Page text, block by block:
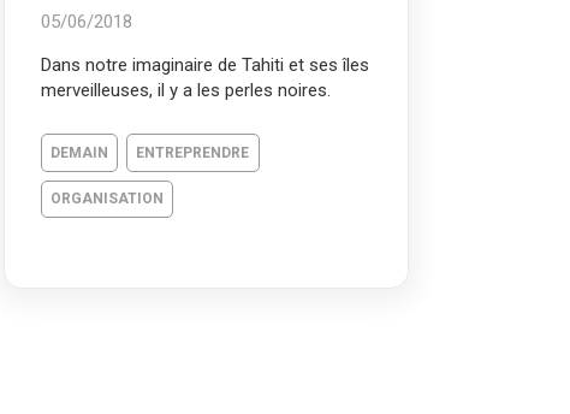
05/06/2018
Dans notre imaginaire de Tahiti et ses îles
merveilleuses, il y a les perles noires.
DEMAIN ENTREPRENDRE
ORGANISATION